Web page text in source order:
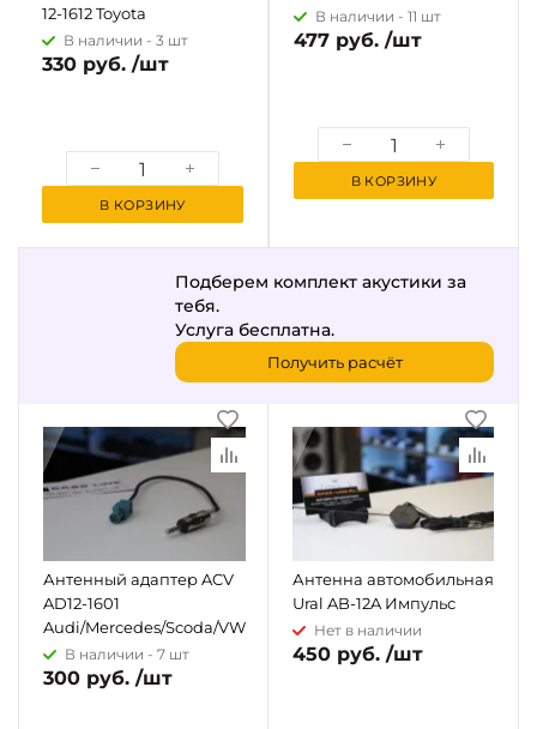
12-1612 Toyota
В наличии - 3 шт
330 руб. /шт
В КОРЗИНУ
В наличии - 11 шт
477 руб. /шт
В КОРЗИНУ
Подберем комплект акустики за
тебя.
Услуга бесплатна.
Получить расчёт
Антенный адаптер ACV
AD12-1601
Audi/Mercedes/Scoda/VW
В наличии - 7 шт
300 руб. /шт
Антенна автомобильная
Ural AB-12A Импульс
Нет в наличии
450 руб. /шт